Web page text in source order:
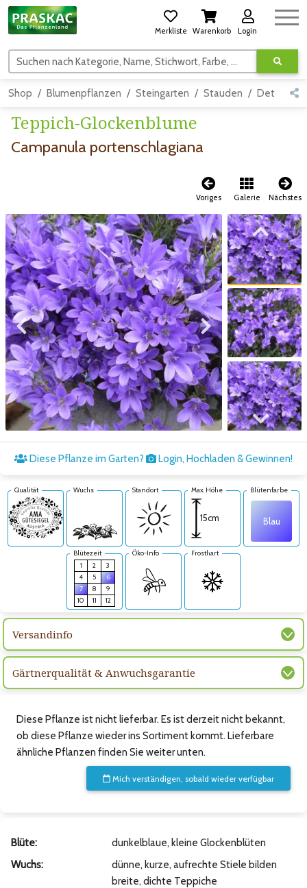
Merkliste Warenkorb Login
Suchen nach Kategorie, Name, Stichwort, Farbe, usw.
Shop Blumenpflanzen Steingarten Stauden Detail
Teppich-Glockenblume
Campanula portenschlagiana
Voriges Galerie Nächstes
Zum vorigen Bild Zum nächsten Bild
Zum vorigen Bild
Zum nächsten Bild
Diese Pflanze im Garten? Login, Hochladen & Gewinnen!
Qualität Wuchs Standort Max. Höhe
15cm
Blütenfarbe
Blau
Blütezeit
1
2
3
4
5
6
7
8
9
10
11 12
Öko-Info Frosthart
Versandinfo
Gärtnerqualität & Anwuchsgarantie
Diese Pflanze ist nicht lieferbar. Es ist derzeit nicht bekannt,
ob diese Pflanze wieder ins Sortiment kommt. Lieferbare
ähnliche Pflanzen finden Sie weiter unten.
Mich verständigen, sobald wieder verfügbar
Blüte:
dunkelblaue, kleine Glockenblüten
Wuchs:
dünne, kurze, aufrechte Stiele bilden
breite, dichte Teppiche